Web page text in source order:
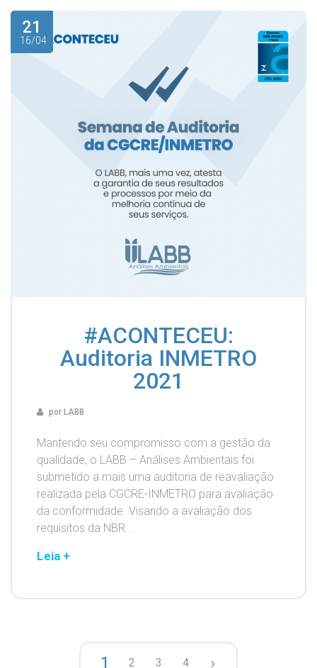
21
16/04
#ACONTECEU:
Auditoria INMETRO
2021
por LABB
Mantendo seu compromisso com a gestão da
qualidade, o LABB – Análises Ambientais foi
submetido a mais uma auditoria de reavaliação
realizada pela CGCRE-INMETRO para avaliação
da conformidade. Visando a avaliação dos
requisitos da NBR...
Leia +
1 2 3 4 ›